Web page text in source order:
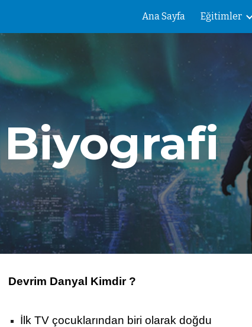
Skip to navigation
Ana Sayfa Eğitimler
Biyografi
Devrim Danyal Kimdir ?
İlk TV çocuklarından biri olarak doğdu